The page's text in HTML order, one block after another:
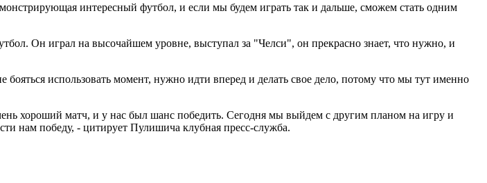
интересный футбол, и если мы будем играть так и дальше, сможем стать одним
Он играл на высочайшем уровне, выступал за "Челси", он прекрасно знает, что нужно, и
использовать момент, нужно идти вперед и делать свое дело, потому что мы тут именно
хороший матч, и у нас был шанс победить. Сегодня мы выйдем с другим планом на игру и
нам победу, - цитирует Пулишича клубная пресс-служба.